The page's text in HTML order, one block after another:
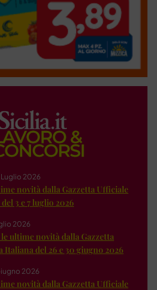
2026
novità dalla Gazzetta Ufficiale
3 e 7 luglio 2026
2026
ultime novità dalla Gazzetta
Italiana del 26 e 30 giugno 2026
2026
novità dalla Gazzetta Ufficiale